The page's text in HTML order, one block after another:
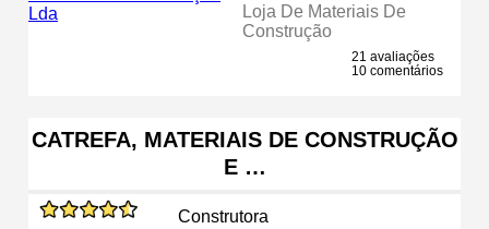
Loja De Materiais De
Construção
21 avaliações
10 comentários
CATREFA, MATERIAIS DE CONSTRUÇÃO
E …
Construtora